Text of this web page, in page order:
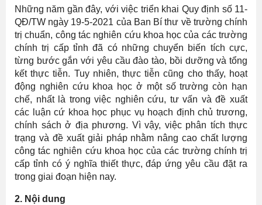
Những năm gần đây, với việc triển khai Quy định số 11-
QĐ/TW ngày 19-5-2021 của Ban Bí thư về trường chính
trị chuẩn, công tác nghiên cứu khoa học của các trường
chính trị cấp tỉnh đã có những chuyển biến tích cực,
từng bước gắn với yêu cầu đào tào, bồi dưỡng và tổng
kết thực tiễn. Tuy nhiên, thực tiễn cũng cho thấy, hoạt
động nghiên cứu khoa học ở một số trường còn hạn
chế, nhất là trong việc nghiên cứu, tư vấn và đề xuất
các luận cứ khoa học phục vụ hoạch định chủ trương,
chính sách ở địa phương. Vì vậy, việc phân tích thực
trạng và đề xuất giải pháp nhằm nâng cao chất lượng
công tác nghiên cứu khoa học của các trường chính trị
cấp tỉnh có ý nghĩa thiết thực, đáp ứng yêu cầu đặt ra
trong giai đoạn hiện nay.
2. Nội dung